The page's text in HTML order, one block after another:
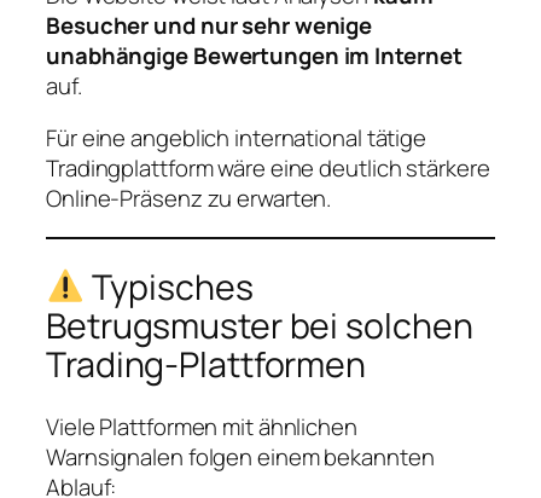
Besucher und nur sehr wenige
unabhängige Bewertungen im Internet
auf.
Für eine angeblich international tätige
Tradingplattform wäre eine deutlich stärkere
Online-Präsenz zu erwarten.
Typisches
Betrugsmuster bei solchen
Trading-Plattformen
Viele Plattformen mit ähnlichen
Warnsignalen folgen einem bekannten
Ablauf: